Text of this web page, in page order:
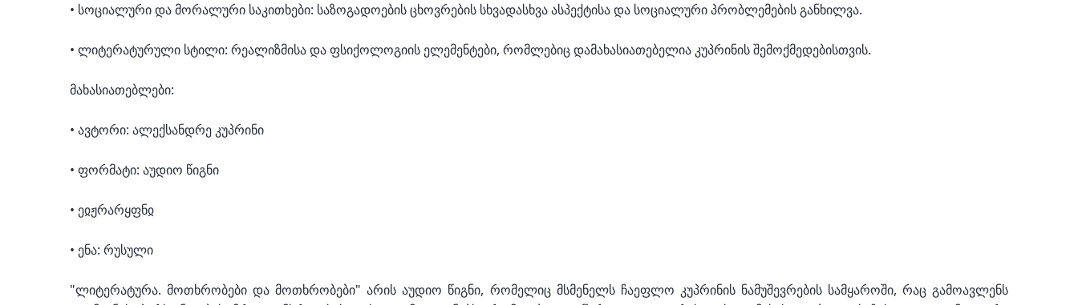
• სოციალური და მორალური საკითხები: საზოგადოების ცხოვრების სხვადასხვა ასპექტისა და სოციალური პრობლემების განხილვა.
• ლიტერატურული სტილი: რეალიზმისა და ფსიქოლოგიის ელემენტები, რომლებიც დამახასიათებელია კუპრინის შემოქმედებისთვის.
მახასიათებლები:
• ავტორი: ალექსანდრე კუპრინი
• ფორმატი: აუდიო წიგნი
• ეჲჟრარყფნჲ
• ენა: რუსული
"ლიტერატურა. მოთხრობები და მოთხრობები" არის აუდიო წიგნი, რომელიც მსმენელს ჩაეფლო კუპრინის ნამუშევრების სამყაროში, რაც გამოავლენს